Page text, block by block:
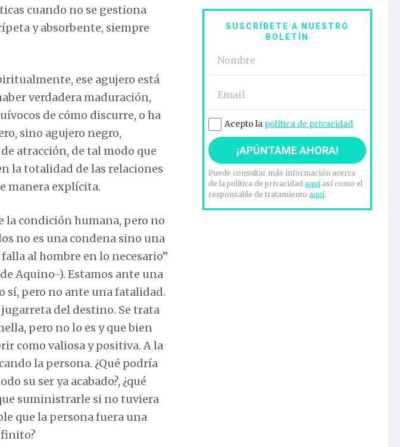
cuando no se gestiona
y absorbente, siempre
ese agujero está
verdadera maduración,
de cómo discurre, o ha
sino agujero negro,
atracción, de tal modo que
la totalidad de las relaciones
manera explícita.
la condición humana, pero no
no es una condena sino una
al hombre en lo necesario”
Aquino-). Estamos ante una
sí, pero no ante una fatalidad.
del destino. Se trata
pero no lo es y que bien
como valiosa y positiva. A la
la persona. ¿Qué podría
su ser ya acabado?, ¿qué
suministrarle si no tuviera
que la persona fuera una
SUSCRÍBETE A NUESTRO
BOLETÍN
Acepto la política de privacidad
Puede consultar más información acerca
de la política de privacidadaquíasí como el
responsable de tratamientoaquí.